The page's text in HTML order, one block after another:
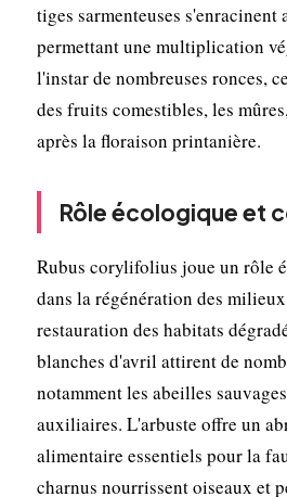
tiges sarmenteuses s'enracinent
permettant une multiplication
l'instar de nombreuses ronces,
des fruits comestibles, les
après la floraison printanière.
Rôle écologique et
Rubus corylifolius joue un rôle
dans la régénération des
restauration des habitats
blanches d'avril attirent de
notamment les abeilles
auxiliaires. L'arbuste offre un
alimentaire essentiels pour la
charnus nourrissent oiseaux et